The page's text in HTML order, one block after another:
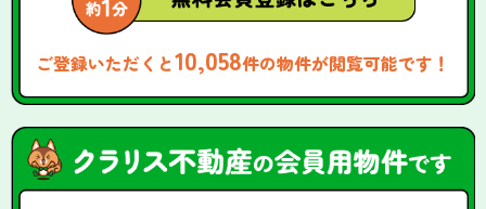
ご登録いただくと10,058件の物件が閲覧可能です！